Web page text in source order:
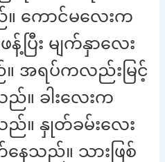
ကောင်မလေးက
ပြီး မျက်နှာလေး
အရပ်ကလည်းမြင့်
။ ခါးလေးက
။ နှုတ်ခမ်းလေး
သည်။ သားဖြစ်